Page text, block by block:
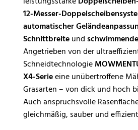
12-Messer-
automatischer
Schnittbreiteund
Angetrieben von der
Schneidtechnologie
X4-Serieeine unübertroffene
Grasarten – von dick und hoch
Auch anspruchsvolle
gleichmäßig, sauber und